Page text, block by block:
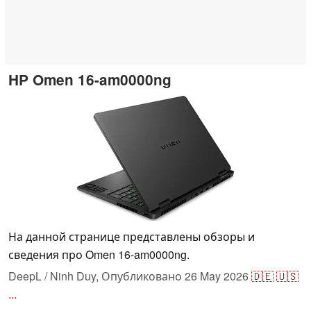
HP Omen 16-am0000ng
На данной странице представлены обзоры и
сведения про Omen 16-am0000ng.
DeepL / Ninh Duy, Опубликовано 26 May 2026🇩🇪🇺🇸
...